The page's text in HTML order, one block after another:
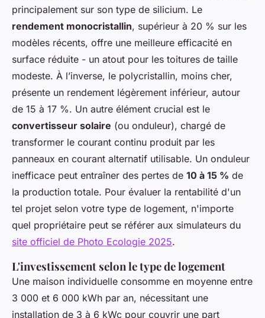
principalement sur son type de silicium. Le
rendement monocristallin, supérieur à 20 % sur les
modèles récents, offre une meilleure efficacité en
surface réduite - un atout pour les toitures de taille
modeste. À l’inverse, le polycristallin, moins cher,
présente un rendement légèrement inférieur, autour
de 15 à 17 %. Un autre élément crucial est le
convertisseur solaire (ou onduleur), chargé de
transformer le courant continu produit par les
panneaux en courant alternatif utilisable. Un onduleur
inefficace peut entraîner des pertes de 10 à 15 % de
la production totale. Pour évaluer la rentabilité d'un
tel projet selon votre type de logement, n'importe
quel propriétaire peut se référer aux simulateurs du
site officiel de Photo Ecologie 2025.
L'investissement selon le type de logement
Une maison individuelle consomme en moyenne entre
3 000 et 6 000 kWh par an, nécessitant une
installation de 3 à 6 kWc pour couvrir une part